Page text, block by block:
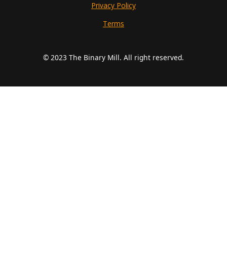
© 2023 The Binary Mill. All right reserved.
Privacy Policy
Terms